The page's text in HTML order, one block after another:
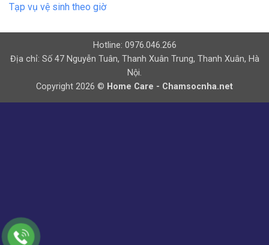
Tạp vụ vệ sinh theo giờ
Hotline: 0976.046.266
Địa chỉ: Số 47 Nguyễn Tuân, Thanh Xuân Trung, Thanh Xuân, Hà
Nội.
Copyright 2026 © Home Care - Chamsocnha.net